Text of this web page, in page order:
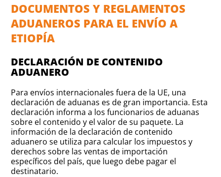
DOCUMENTOS Y REGLAMENTOS
ADUANEROS PARA EL ENVÍO A
ETIOPÍA
DECLARACIÓN DE CONTENIDO
ADUANERO
Para envíos internacionales fuera de la UE, una
declaración de aduanas es de gran importancia. Esta
declaración informa a los funcionarios de aduanas
sobre el contenido y el valor de su paquete. La
información de la declaración de contenido
aduanero se utiliza para calcular los impuestos y
derechos sobre las ventas de importación
específicos del país, que luego debe pagar el
destinatario.